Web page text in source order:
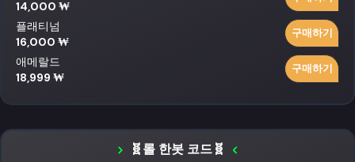
14,000 ₩
플래티넘
16,000 ₩
구매하기
애메랄드
18,999 ₩
구매하기
🧬롤 한봇 코드🧬